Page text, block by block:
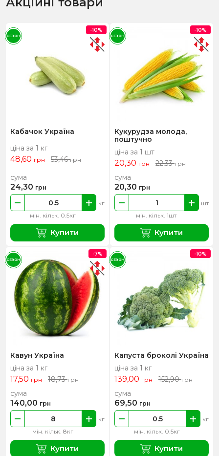
Кабачок Україна
ціна за 1 кг
48,60 грн 53,46грн
мін. кільк. 0.5кг
кг
сума
24,30 грн
Купити
-10%
СЕЗОН
Кукурудза молода,
поштучно
ціна за 1 шт
20,30 грн 22,33грн
мін. кільк. 1шт
шт
сума
20,30 грн
Купити
-10%
СЕЗОН
Кавун Україна
ціна за 1 кг
17,50 грн 18,73грн
мін. кільк. 8кг
кг
сума
140,00 грн
Купити
-7%
СЕЗОН
Капуста броколі Україна
ціна за 1 кг
139,00 грн 152,90грн
мін. кільк. 0.5кг
кг
сума
69,50 грн
Купити
-10%
СЕЗОН